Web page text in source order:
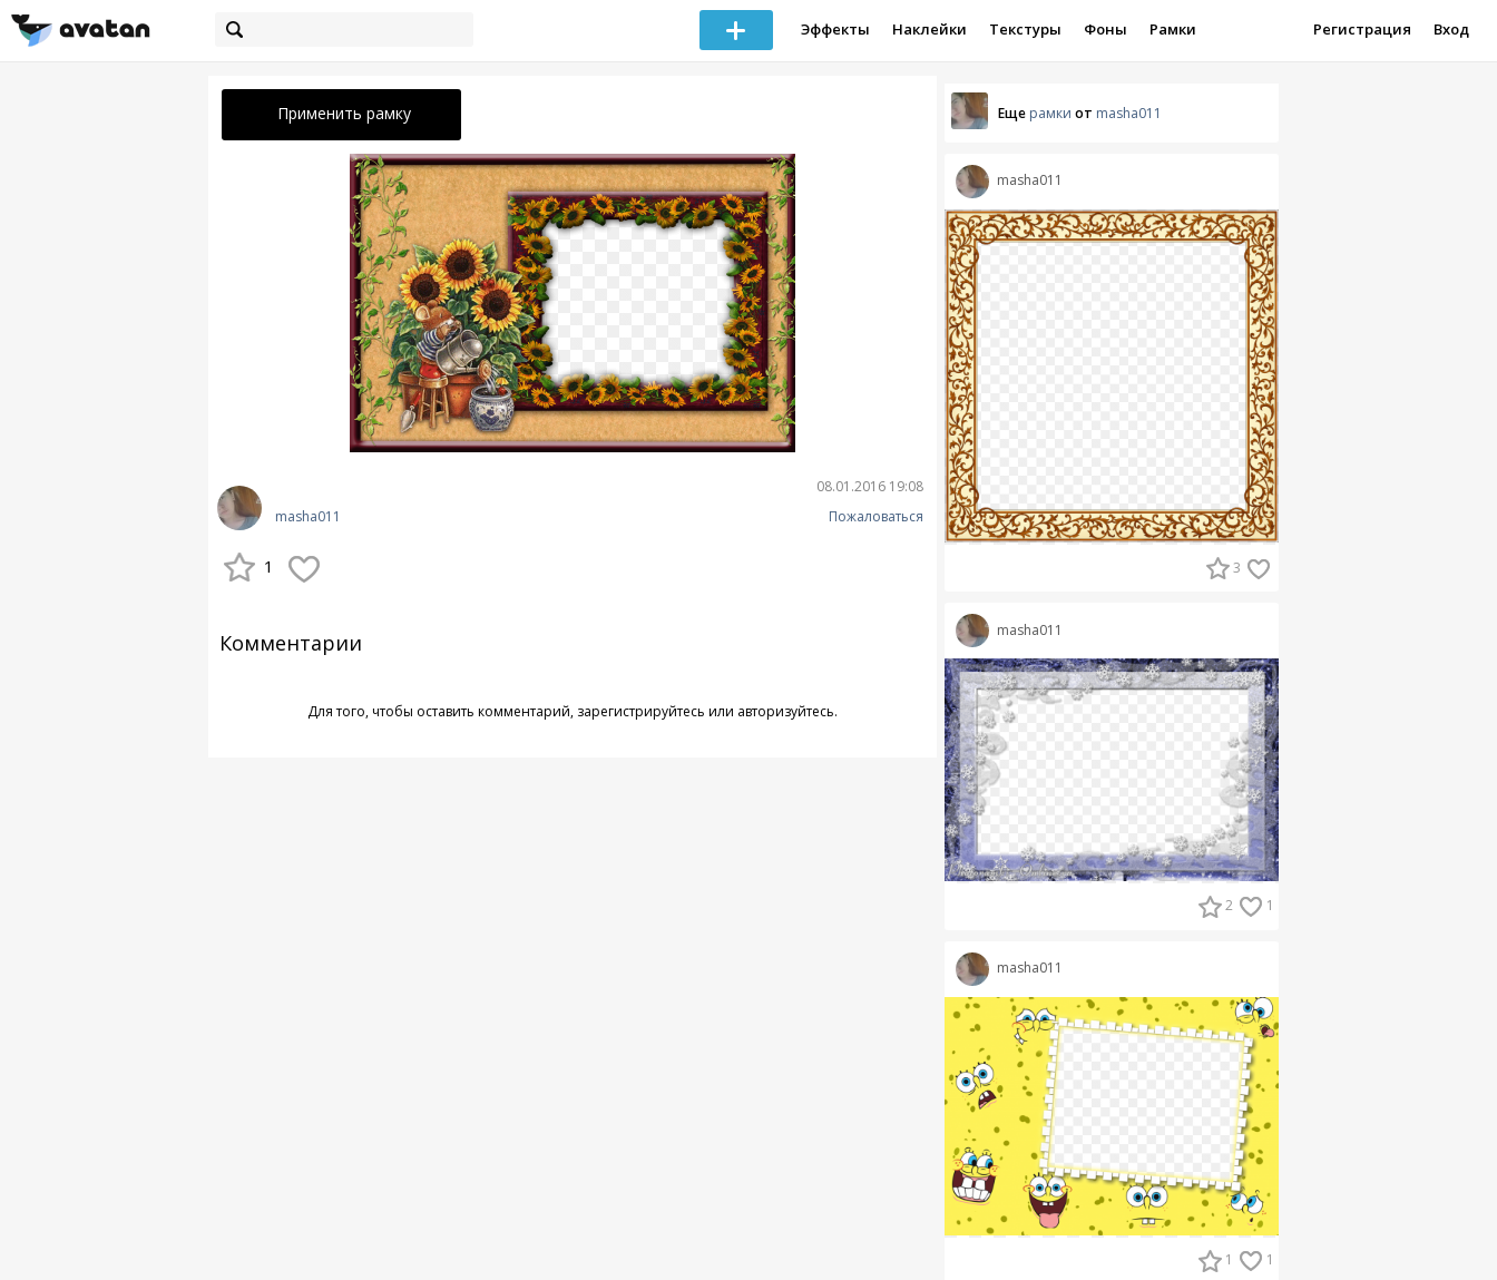
Эффекты Наклейки Текстуры Фоны Рамки Регистрация Вход
Применить рамку
masha011
08.01.2016 19:08
Пожаловаться
1
Комментарии
Для того, чтобы оставить комментарий, зарегистрируйтесь или авторизуйтесь.
Еще рамки от masha011
masha011
3
masha011
2 1
masha011
1 1